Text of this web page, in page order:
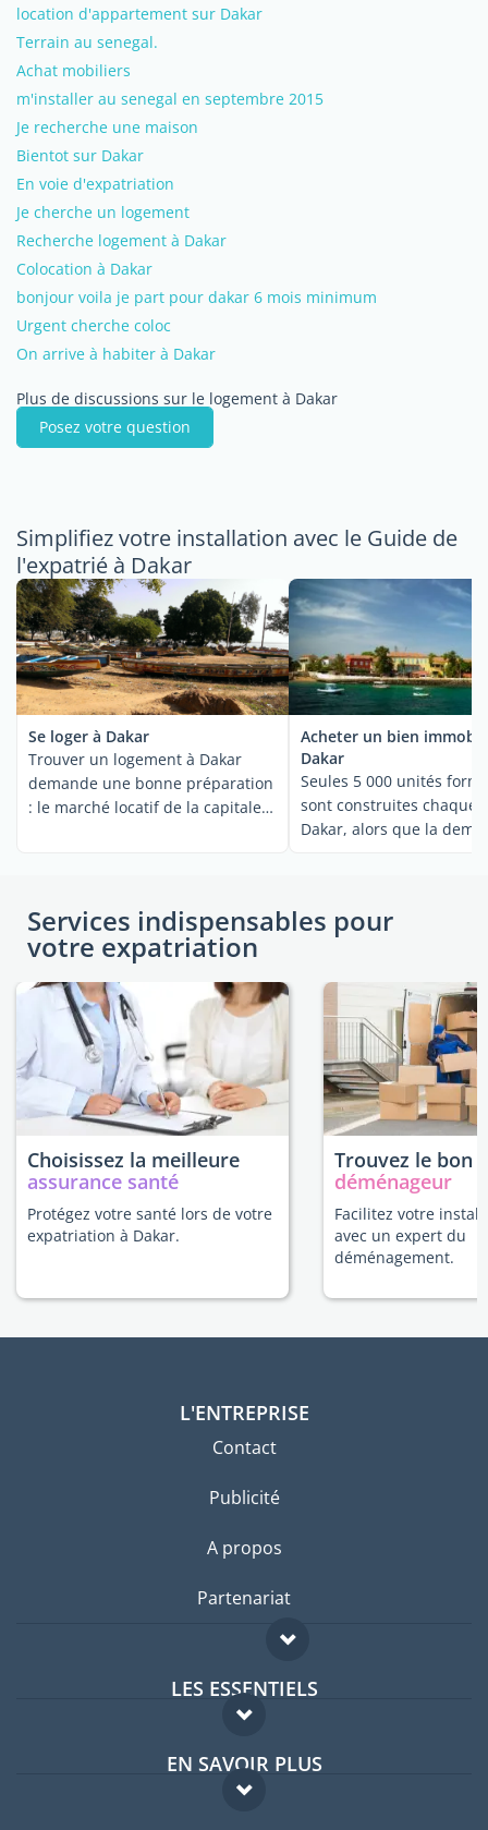
location d'appartement sur Dakar
Terrain au senegal.
Achat mobiliers
m'installer au senegal en septembre 2015
Je recherche une maison
Bientot sur Dakar
En voie d'expatriation
Je cherche un logement
Recherche logement à Dakar
Colocation à Dakar
bonjour voila je part pour dakar 6 mois minimum
Urgent cherche coloc
On arrive à habiter à Dakar
Plus de discussions sur le logement à Dakar
Posez votre question
Simplifiez votre installation avec le Guide de
l'expatrié à Dakar
Se loger à Dakar
Trouver un logement à Dakar
demande une bonne préparation
: le marché locatif de la capitale
Acheter un bien
Dakar
Seules 5 000 unités
sont construites chaque
Dakar, alors que la
Services indispensables pour
votre expatriation
Choisissez la meilleure
assurance santé
Protégez votre santé lors de votre
expatriation à Dakar.
Trouvez le bon
déménageur
Facilitez votre
avec un expert du
déménagement.
L'ENTREPRISE
Contact
Publicité
A propos
Partenariat
LES ESSENTIELS
Forum expatriés
Guides pays
EN SAVOIR PLUS
FAQ